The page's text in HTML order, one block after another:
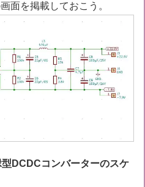
面を掲載しておこう。
DCDCコンバーターのスケ